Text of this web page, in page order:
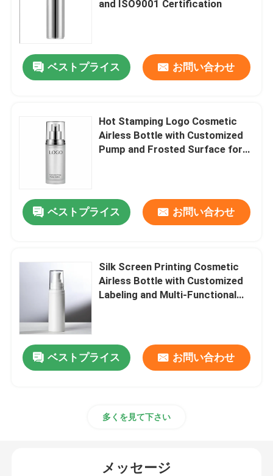
アイシャドウの構造の場合
びんのプラスチック ロール
シャンプーおよびコンディショナーのびん
マニキュアの除去剤のびん
アルミニウムびんおよび瓶
プラスチック薄板にされた管
プラスチックねじ帽子
プラスチック制動機のスプレーヤー
and ISO9001 Certification
ベストプライス お問い合わせ
Hot Stamping Logo Cosmetic
Airless Bottle with Customized
Pump and Frosted Surface for
ベストプライス お問い合わせ
Silk Screen Printing Cosmetic
Airless Bottle with Customized
Labeling and Multi-Functional
ベストプライス お問い合わせ
多くを見て下さい
メッセージ